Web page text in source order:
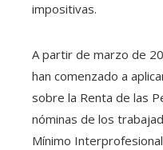
impositivas.
​A partir de marzo de
han comenzado a
sobre la Renta de las
nóminas de los
Mínimo